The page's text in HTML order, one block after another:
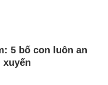
5 bố con luôn an
xuyến